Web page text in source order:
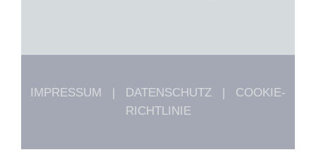
IMPRESSUM | DATENSCHUTZ | COOKIE-
RICHTLINIE